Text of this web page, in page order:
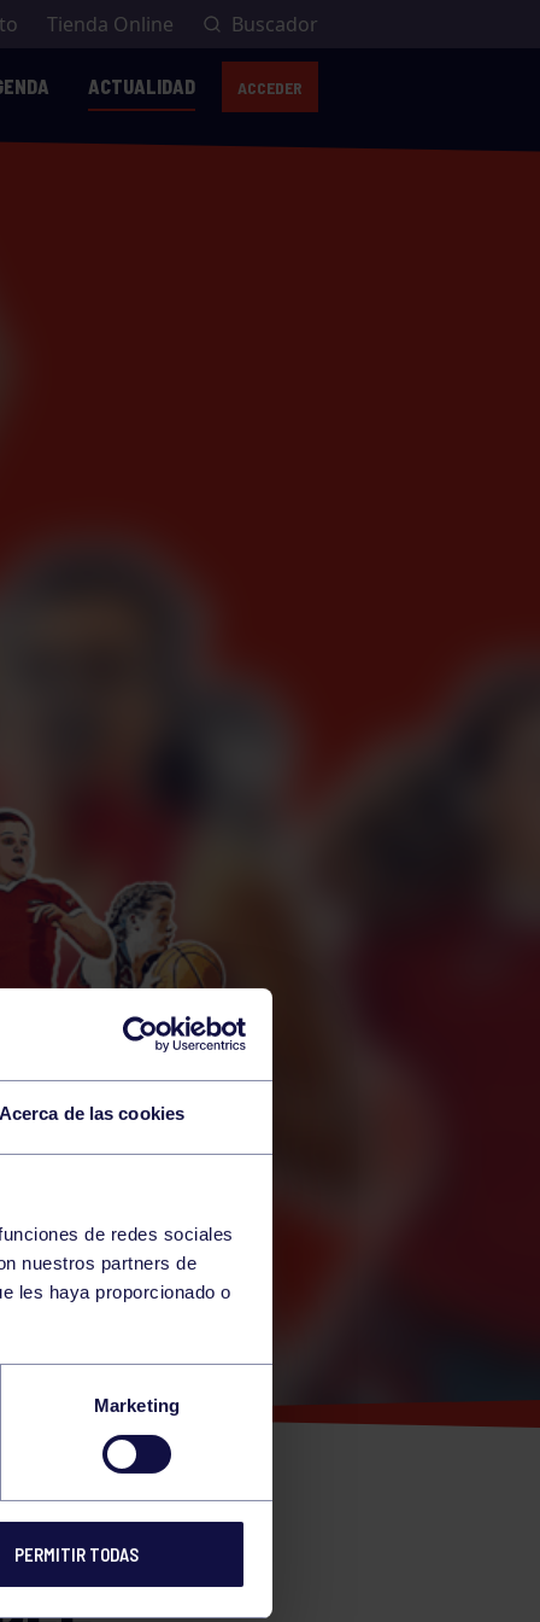
de las cookies
de redes sociales
nuestros partners de
les haya proporcionado o
Marketing
PERMITIR TODAS
Tienda Online Buscador
ACTUALIDAD ACCEDER